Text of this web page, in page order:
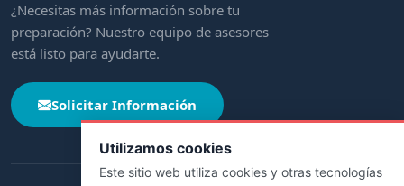
Utilizamos cookies
Este sitio web utiliza cookies y otras tecnologías
¿Necesitas más información sobre tu
preparación? Nuestro equipo de asesores
está listo para ayudarte.
Solicitar Información